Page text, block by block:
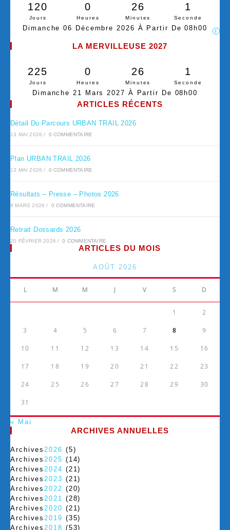
120
Jours
0
Heures
26
Minutes
0
Secondes
Dimanche 06 Décembre 2026 À Partir De 08h00
LA MERVILLEUSE 2027
225
Jours
0
Heures
26
Minutes
0
Secondes
Dimanche 21 Mars 2027 À Partir De 08h00
ARTICLES RÉCENTS
Détail Du Parcours URBAN TRAIL 2026
13 MAI 2026 / 0 COMMENTAIRE
Plan URBAN TRAIL 2026
13 MAI 2026 / 0 COMMENTAIRE
Résultats – Presse – Photos 2026
9 MARS 2026 / 0 COMMENTAIRE
Retrait Dossards 2026
20 FÉVRIER 2026 / 0 COMMENTAIRE
ARTICLES DU MOIS
AOÛT 2026
L M M J V S D
1 2
3 4 5 6 7 8 9
10 11 12 13 14 15 16
17 18 19 20 21 22 23
24 25 26 27 28 29 30
31
« Mai
ARCHIVES ANNUELLES
Archives 2026 (5)
Archives 2025 (14)
Archives 2024 (21)
Archives 2023 (21)
Archives 2022 (20)
Archives 2021
(28)
Archives 2020 (21)
Archives 2019 (35)
Archives 2018 (53)